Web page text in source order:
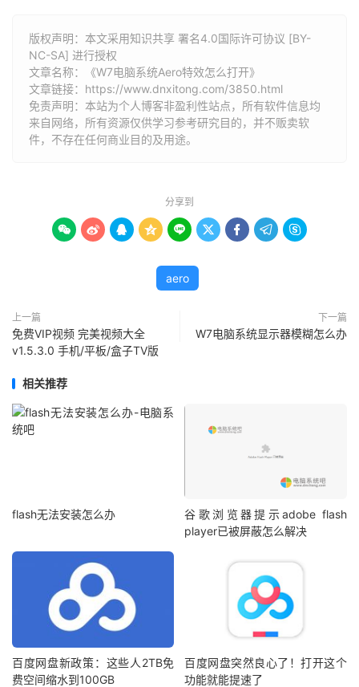
版权声明：本文采用知识共享 署名4.0国际许可协议 [BY-
NC-SA] 进行授权
文章名称：《W7电脑系统Aero特效怎么打开》
文章链接： https://www.dnxitong.com/3850.html
免责声明：本站为个人博客非盈利性站点，所有软件信息均
来自网络，所有资源仅供学习参考研究目的，并不贩卖软
件，不存在任何商业目的及用途。
分享到
        
aero
上一篇
免费VIP视频 完美视频大全
v1.5.3.0 手机/平板/盒子TV版
下一篇
W7电脑系统显示器模糊怎么办
相关推荐
flash无法安装怎么办
谷歌浏览器提示adobe flash
player已被屏蔽怎么解决
百度网盘新政策：这些人2TB免
费空间缩水到100GB
百度网盘突然良心了！打开这个
功能就能提速了